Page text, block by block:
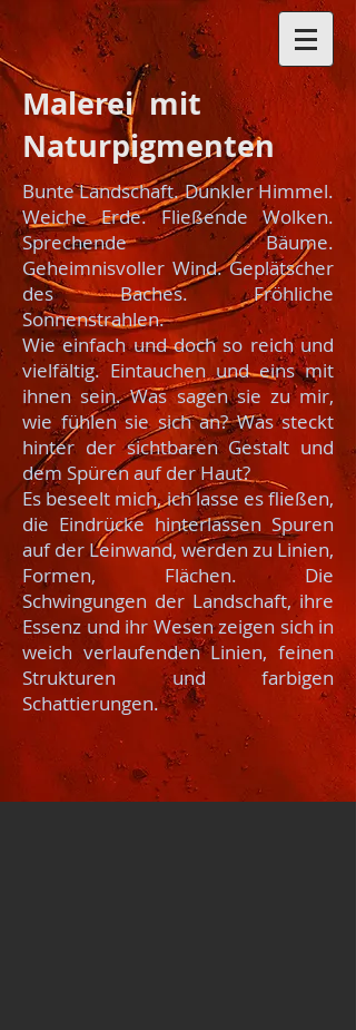
Malerei mit
Naturpigmenten
Bunte Landschaft. Dunkler Himmel.
Weiche Erde. Fließende Wolken.
Sprechende Bäume.
Geheimnisvoller Wind. Geplätscher
des Baches. Fröhliche
Sonnenstrahlen.
Wie einfach und doch so reich und
vielfältig. Eintauchen und eins mit
ihnen sein. Was sagen sie zu mir,
wie fühlen sie sich an? Was steckt
hinter der sichtbaren Gestalt und
dem Spüren auf der Haut?
Es beseelt mich, ich lasse es fließen,
die Eindrücke hinterlassen Spuren
auf der Leinwand, werden zu Linien,
Formen, Flächen. Die
Schwingungen der Landschaft, ihre
Essenz und ihr Wesen zeigen sich in
weich verlaufenden Linien, feinen
Strukturen und farbigen
Schattierungen.